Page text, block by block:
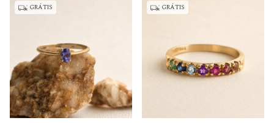
GRÁTIS GRÁTIS